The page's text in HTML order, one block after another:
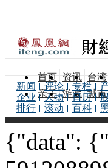
首页 资讯 台湾
亲子 游戏 城市
新闻 评论 专栏
企业
人物 日历
排行
滚动 百科
{"data":